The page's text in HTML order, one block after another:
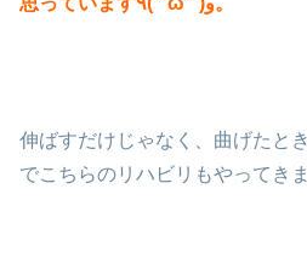
伸ばすだけじゃなく、曲げたと
でこちらのリハビリもやってきま